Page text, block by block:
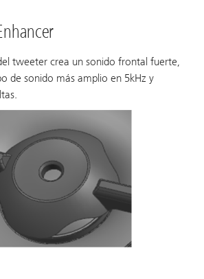
tweeter crea un sonido frontal fuerte,
de sonido más amplio en 5kHz y